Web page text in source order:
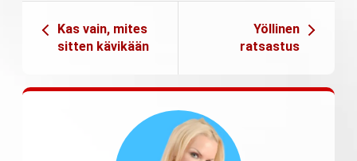
Kas vain, mites
sitten kävikään
Yöllinen
ratsastus